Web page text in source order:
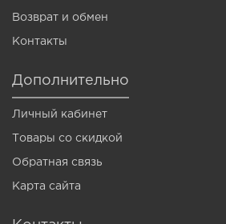
Возврат и обмен
Контакты
Дополнительно
Личный кабинет
Товары со скидкой
Обратная связь
Карта сайта